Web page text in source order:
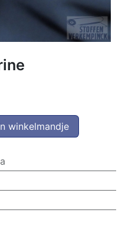
winkelmandje